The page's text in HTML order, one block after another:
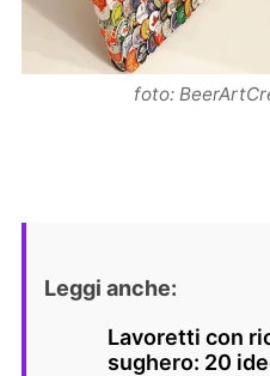
foto:
Leggi anche:
Lavoretti con
sughero: 20